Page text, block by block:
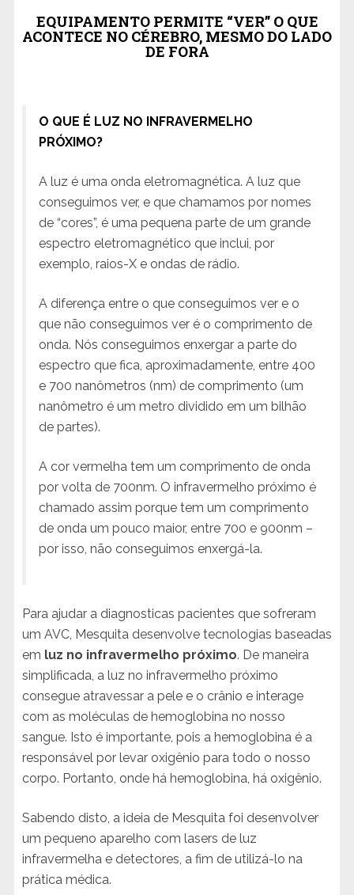
EQUIPAMENTO PERMITE “VER” O QUE
ACONTECE NO CÉREBRO, MESMO DO LADO
DE FORA
O QUE É LUZ NO INFRAVERMELHO
PRÓXIMO?
A luz é uma onda eletromagnética. A luz que
conseguimos ver, e que chamamos por nomes
de “cores”, é uma pequena parte de um grande
espectro eletromagnético que inclui, por
exemplo, raios-X e ondas de rádio.
A diferença entre o que conseguimos ver e o
que não conseguimos ver é o comprimento de
onda. Nós conseguimos enxergar a parte do
espectro que fica, aproximadamente, entre 400
e 700 nanômetros (nm) de comprimento (um
nanômetro é um metro dividido em um bilhão
de partes).
A cor vermelha tem um comprimento de onda
por volta de 700nm. O infravermelho próximo é
chamado assim porque tem um comprimento
de onda um pouco maior, entre 700 e 900nm –
por isso, não conseguimos enxergá-la.
Para ajudar a diagnosticas pacientes que sofreram
um AVC, Mesquita desenvolve tecnologias baseadas
em luz no infravermelho próximo. De maneira
simplificada, a luz no infravermelho próximo
consegue atravessar a pele e o crânio e interage
com as moléculas de hemoglobina no nosso
sangue. Isto é importante, pois a hemoglobina é a
responsável por levar oxigênio para todo o nosso
corpo. Portanto, onde há hemoglobina, há oxigênio.
Sabendo disto, a ideia de Mesquita foi desenvolver
um pequeno aparelho com lasers de luz
infravermelha e detectores, a fim de utilizá-lo na
prática médica.